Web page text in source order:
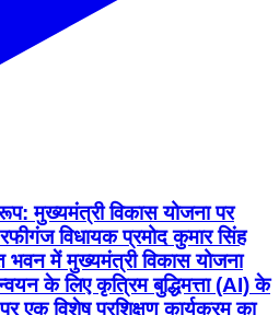
मुख्यमंत्री विकास योजना पर
विधायक प्रमोद कुमार सिंह
भवन में मुख्यमंत्री विकास योजना
के लिए कृत्रिम बुद्धिमत्ता (AI) के
एक विशेष प्रशिक्षण कार्यक्रम का